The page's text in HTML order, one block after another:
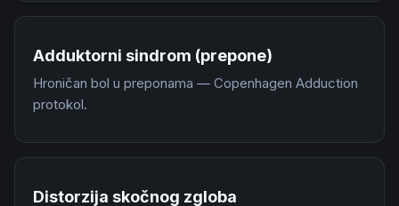
Adduktorni sindrom (prepone)
Hroničan bol u preponama — Copenhagen Adduction
protokol.
Distorzija skočnog zgloba